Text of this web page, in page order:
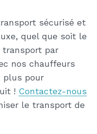
sécurisé et
quel que soit le
transport par
nos chauffeurs
plus pour
! Contactez-nous
le transport de